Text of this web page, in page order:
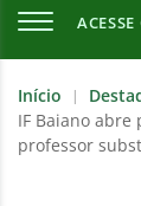
Início |
IF Baiano abre
professor